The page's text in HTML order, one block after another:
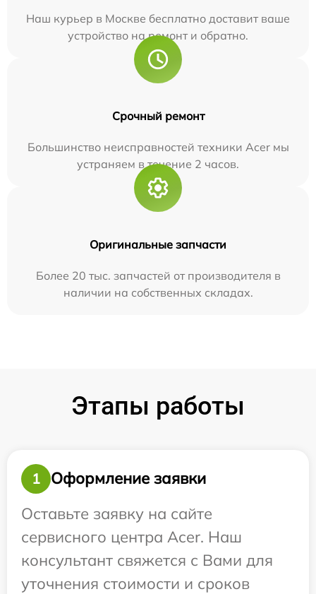
Наш курьер в Москве бесплатно доставит ваше
устройство на ремонт и обратно.
Срочный ремонт
Большинство неисправностей техники Acer мы
устраняем в течение 2 часов.
Оригинальные запчасти
Более 20 тыс. запчастей от производителя в
наличии на собственных складах.
Этапы работы
1
Оформление заявки
Оставьте заявку на сайте
сервисного центра Acer. Наш
консультант свяжется с Вами для
уточнения стоимости и сроков